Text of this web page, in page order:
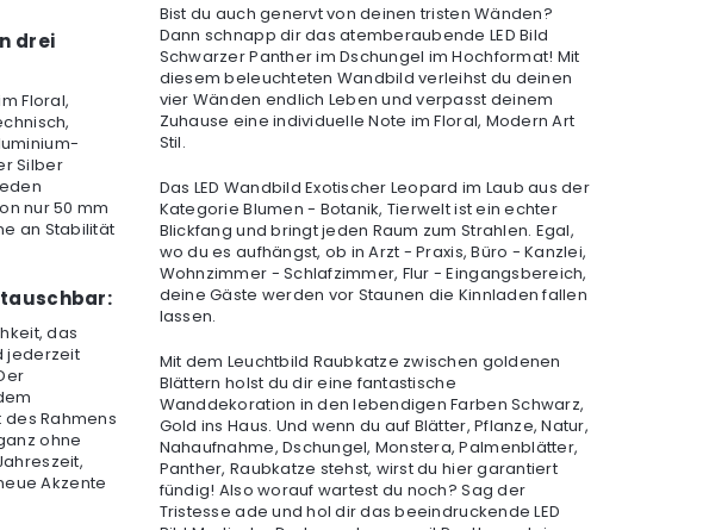
drei
Floral,
Silber
nur 50 mm
an Stabilität
das
jederzeit
Rahmens
ohne
Akzente
Bist du auch genervt von deinen tristen Wänden?
Dann schnapp dir das atemberaubende LED Bild
Schwarzer Panther im Dschungel im Hochformat! Mit
diesem beleuchteten Wandbild verleihst du deinen
vier Wänden endlich Leben und verpasst deinem
Zuhause eine individuelle Note im Floral, Modern Art
Stil.
Das LED Wandbild Exotischer Leopard im Laub aus der
Kategorie Blumen - Botanik, Tierwelt ist ein echter
Blickfang und bringt jeden Raum zum Strahlen. Egal,
wo du es aufhängst, ob in Arzt - Praxis, Büro - Kanzlei,
Wohnzimmer - Schlafzimmer, Flur - Eingangsbereich,
deine Gäste werden vor Staunen die Kinnladen fallen
lassen.
Mit dem Leuchtbild Raubkatze zwischen goldenen
Blättern holst du dir eine fantastische
Wanddekoration in den lebendigen Farben Schwarz,
Gold ins Haus. Und wenn du auf Blätter, Pflanze, Natur,
Nahaufnahme, Dschungel, Monstera, Palmenblätter,
Panther, Raubkatze stehst, wirst du hier garantiert
fündig! Also worauf wartest du noch? Sag der
Tristesse ade und hol dir das beeindruckende LED